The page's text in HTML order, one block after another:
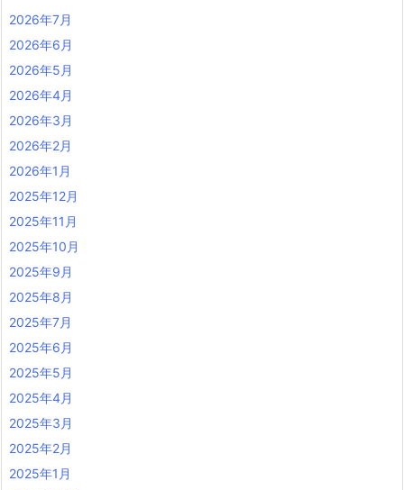
2026年7月
2026年6月
2026年5月
2026年4月
2026年3月
2026年2月
2026年1月
2025年12月
2025年11月
2025年10月
2025年9月
2025年8月
2025年7月
2025年6月
2025年5月
2025年4月
2025年3月
2025年2月
2025年1月